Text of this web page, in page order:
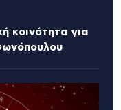
κοινότητα για